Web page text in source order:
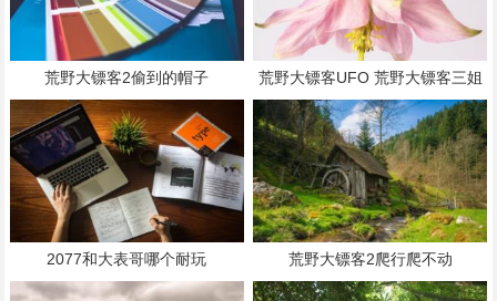
荒野大镖客2偷到的帽子
荒野大镖客UFO 荒野大镖客三姐
妹花
2077和大表哥哪个耐玩 荒野大镖客2爬行爬不动